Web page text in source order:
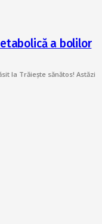
a bolilor
la Trăiește sănătos! Astăzi